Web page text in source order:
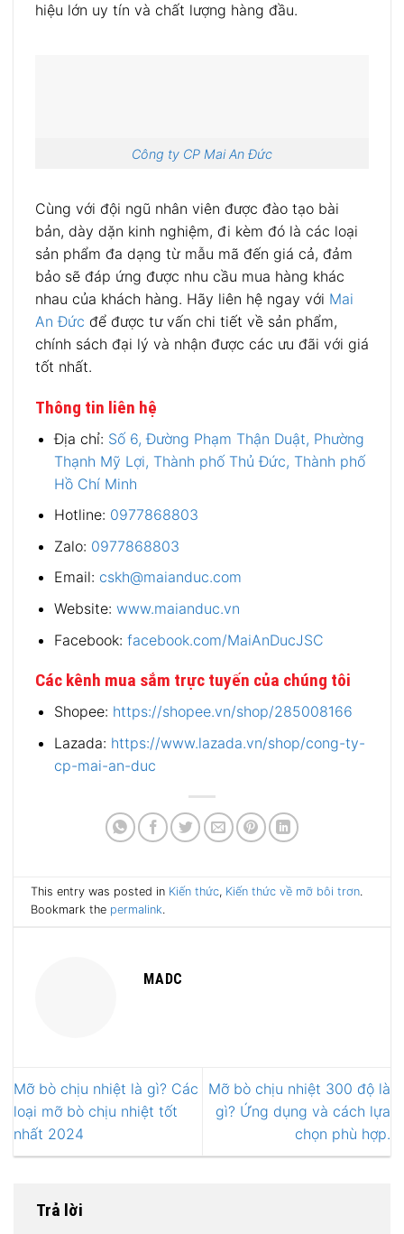
hiệu lớn uy tín và chất lượng hàng đầu.
Công ty CP Mai An Đức
Cùng với đội ngũ nhân viên được đào tạo bài
bản, dày dặn kinh nghiệm, đi kèm đó là các loại
sản phẩm đa dạng từ mẫu mã đến giá cả, đảm
bảo sẽ đáp ứng được nhu cầu mua hàng khác
nhau của khách hàng. Hãy liên hệ ngay với Mai
An Đức để được tư vấn chi tiết về sản phẩm,
chính sách đại lý và nhận được các ưu đãi với giá
tốt nhất.
Thông tin liên hệ
Địa chỉ: Số 6, Đường Phạm Thận Duật, Phường
Thạnh Mỹ Lợi, Thành phố Thủ Đức, Thành phố
Hồ Chí Minh
Hotline: 0977868803
Zalo: 0977868803
Email: cskh@maianduc.com
Website: www.maianduc.vn
Facebook: facebook.com/MaiAnDucJSC
Các kênh mua sắm trực tuyến của chúng tôi
Shopee: https://shopee.vn/shop/285008166
Lazada: https://www.lazada.vn/shop/cong-ty-
cp-mai-an-duc
This entry was posted in Kiến thức, Kiến thức về mỡ bôi trơn.
Bookmark the permalink.
MADC
Mỡ bò chịu nhiệt là gì? Các
loại mỡ bò chịu nhiệt tốt
nhất 2024
Mỡ bò chịu nhiệt 300 độ là
gì? Ứng dụng và cách lựa
chọn phù hợp.
Trả lời